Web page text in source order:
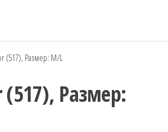
(517), Размер: M/L
(517), Размер: